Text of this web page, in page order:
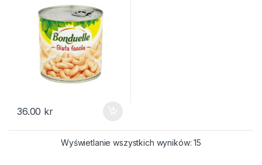
36.00 kr
Wyświetlanie wszystkich wyników: 15